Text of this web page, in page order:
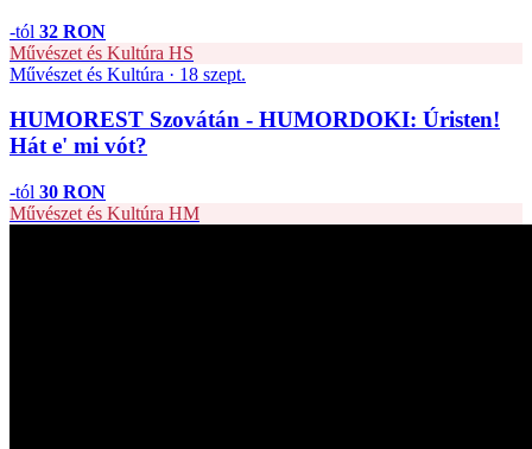
-tól 32 RON
Művészet és Kultúra HS
Művészet és Kultúra · 18 szept.
HUMOREST Szovátán - HUMORDOKI: Úristen!
Hát e' mi vót?
-tól 30 RON
Művészet és Kultúra HM